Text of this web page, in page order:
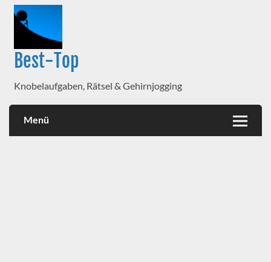
Best-Top
Knobelaufgaben, Rätsel & Gehirnjogging
Menü